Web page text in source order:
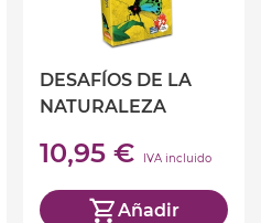
DESAFÍOS DE LA
NATURALEZA
castellano)
10,95 € IVA incluido
Añadir